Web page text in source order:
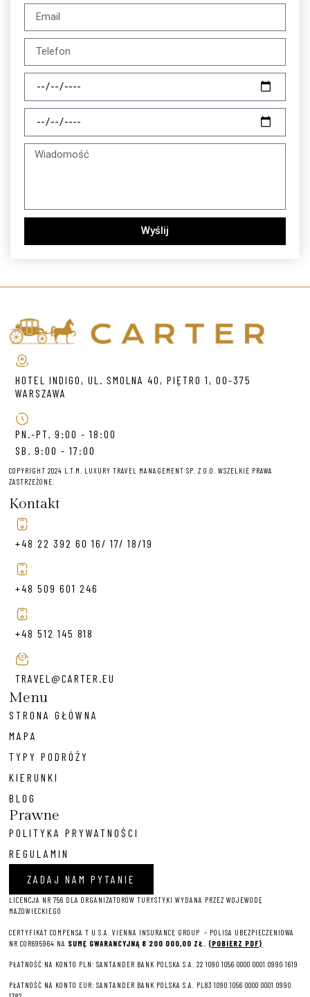
Wyślij
HOTEL INDIGO, UL. SMOLNA 40, PIĘTRO 1, 00-375
WARSZAWA
PN.-PT. 9:00 - 18:00
SB. 9:00 - 17:00
COPYRIGHT 2024 L.T.M. LUXURY TRAVEL MANAGEMENT SP. Z O.O. WSZELKIE PRAWA
ZASTRZEŻONE.
Kontakt
+48 22 392 60 16/ 17/ 18/19
+48 509 601 246
+48 512 145 818
TRAVEL@CARTER.EU
Menu
STRONA GŁÓWNA
MAPA
TYPY PODRÓŻY
KIERUNKI
BLOG
Prawne
POLITYKA PRYWATNOŚCI
REGULAMIN
ZADAJ NAM PYTANIE
LICENCJA NR 756 DLA ORGANIZATORÓW TURYSTYKI WYDANA PRZEZ WOJEWODĘ
MAZOWIECKIEGO
CERTYFIKAT COMPENSA T U S.A. VIENNA INSURANCE GROUP – POLISA UBEZPIECZENIOWA
NR COR695964 NA SUMĘ GWARANCYJNĄ 8 200 000,00 ZŁ. (POBIERZ PDF)
PŁATNOŚĆ NA KONTO PLN: SANTANDER BANK POLSKA S.A. 22 1090 1056 0000 0001 0990 1619
PŁATNOŚĆ NA KONTO EUR: SANTANDER BANK POLSKA S.A. PL83 1090 1056 0000 0001 0990